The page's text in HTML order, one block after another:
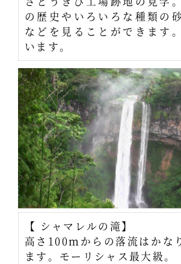
の歴史やいろいろな種類の
などを見ることができます
います。
【 シャマレルの滝】
高さ100ｍからの落流はかな
ます。モーリシャス最大級。